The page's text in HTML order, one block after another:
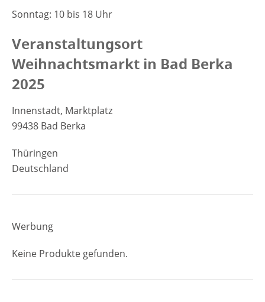
Sonntag: 10 bis 18 Uhr
Veranstaltungsort
Weihnachtsmarkt in Bad Berka
2025
Innenstadt, Marktplatz
99438 Bad Berka
Thüringen
Deutschland
Werbung
Keine Produkte gefunden.